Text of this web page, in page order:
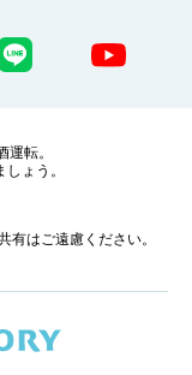
運転。
ょう。
有はご遠慮ください。